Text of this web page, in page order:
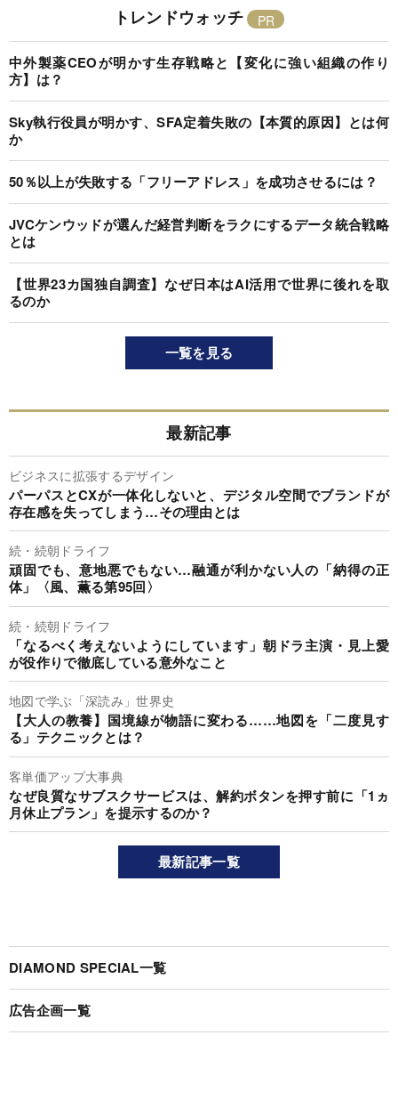
トレンドウォッチ
中外製薬CEOが明かす生存戦略と【変化に強い組織の作り
方】は？
Sky執行役員が明かす、SFA定着失敗の【本質的原因】とは何
か
50％以上が失敗する「フリーアドレス」を成功させるには？
JVCケンウッドが選んだ経営判断をラクにするデータ統合戦略
とは
【世界23カ国独自調査】なぜ日本はAI活用で世界に後れを取
るのか
一覧を見る
最新記事
ビジネスに拡張するデザイン
パーパスとCXが一体化しないと、デジタル空間でブランドが
存在感を失ってしまう…その理由とは
続・続朝ドライフ
頑固でも、意地悪でもない…融通が利かない人の「納得の正
体」〈風、薫る第95回〉
続・続朝ドライフ
「なるべく考えないようにしています」朝ドラ主演・見上愛
が役作りで徹底している意外なこと
地図で学ぶ「深読み」世界史
【大人の教養】国境線が物語に変わる……地図を「二度見す
る」テクニックとは？
客単価アップ大事典
なぜ良質なサブスクサービスは、解約ボタンを押す前に「1ヵ
月休止プラン」を提示するのか？
最新記事一覧
DIAMOND SPECIAL一覧
広告企画一覧